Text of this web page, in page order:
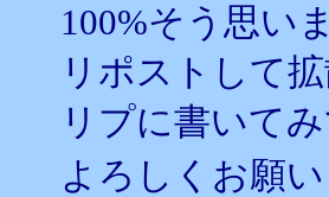
100%そう思い
リポストして
リプに書いてみ
よろしくお願い